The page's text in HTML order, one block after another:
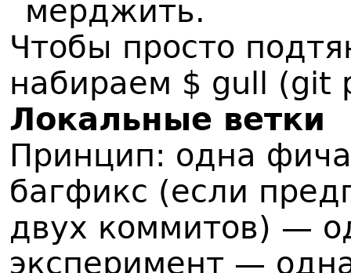
мерджить.
Чтобы просто
набираем $ gull (git
Локальные ветки
Принцип: одна
багфикс (если
двух коммитов) —
эксперимент —